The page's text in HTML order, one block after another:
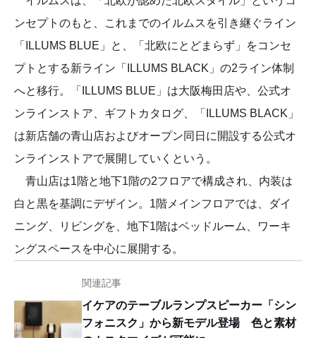
ンセプトのもと、これまでのイルムスを引き継ぐライン
「ILLUMS BLUE」と、「北欧にとどまらず」をコンセ
プトとする新ライン「ILLUMS BLACK」の2ライン体制
へと移行。「ILLUMS BLUE」は大阪梅田店や、公式オ
ンラインストア、ギフトカタログ、「ILLUMS BLACK」
は新店舗の⻘山店およびオープン同日に開設する公式オ
ンラインストアで展開していくという。
青山店は1階と地下1階の2フロアで構成され、内装は
白と黒を基調にデザイン。1階メインフロアでは、ダイ
ニング、リビングを、地下1階はベッドルーム、ワーキ
ングスペースを中心に展開する。
関連記事
イケアのテーブルランプスピーカー「シン
フォニスク」から新モデル登場 色と素材